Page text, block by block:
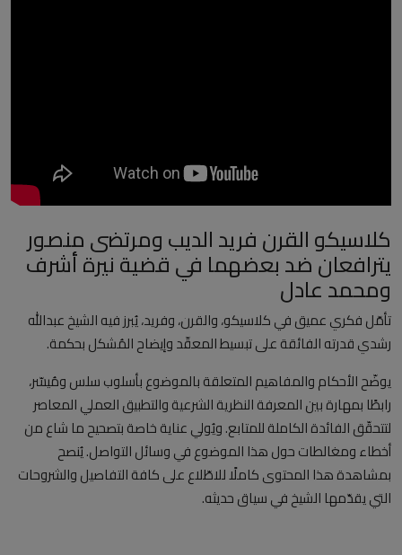
كلاسيكو القرن فريد الديب ومرتضى منصور
يترافعان ضد بعضهما في قضية نيرة أشرف
ومحمد عادل
تأمّل فكري عميق في كلاسيكو، والقرن، وفريد، يُبرز فيه الشيخ عبدالله
رشدي قدرته الفائقة على تبسيط المعقّد وإيضاح المُشكل بحكمة.
يوضّح الأحكام والمفاهيم المتعلقة بالموضوع بأسلوب سلس ومُيسّر،
رابطًا بمهارة بين المعرفة النظرية الشرعية والتطبيق العملي المعاصر
لتتحقّق الفائدة الكاملة للمتابع. ويُولي عناية خاصة بتصحيح ما شاع من
أخطاء ومغالطات حول هذا الموضوع في وسائل التواصل. يُنصح
بمشاهدة هذا المحتوى كاملًا للاطّلاع على كافة التفاصيل والشروحات
التي يقدّمها الشيخ في سياق حديثه.